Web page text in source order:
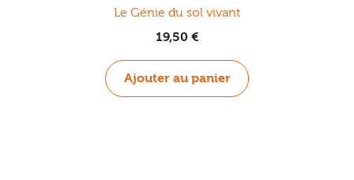
Le Génie du sol vivant
19,50 €
Ajouter au panier